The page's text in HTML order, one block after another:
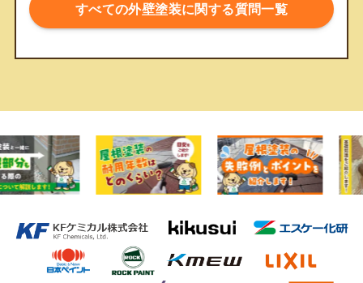
すべての外壁塗装に関する質問一覧